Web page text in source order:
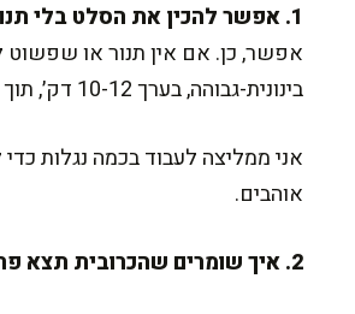
1. אפשר להכין את הסלט בלי תנור?
אפשר, כן. אם אין תנור או
בינונית-גבוהה, בערך 10-12 דק׳, תוך ערבוב מדי פעם. הטעם יהיה עדיין מדהים ומנחם, רק פחות “קלוי” ויותר צרוב.
אני ממליצה לעבוד בכמה נגלות
אוהבים.
2. איך שומרים שהכרובית תצא פריכה ולא רכה?